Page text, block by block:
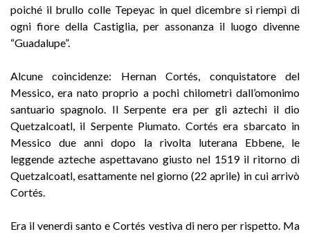
poiché il brullo colle Tepeyac in quel dicembre si riempì di
ogni fiore della Castiglia, per assonanza il luogo divenne
“Guadalupe”.
Alcune coincidenze: Hernan Cortés, conquistatore del
Messico, era nato proprio a pochi chilometri dall’omonimo
santuario spagnolo. Il Serpente era per gli aztechi il dio
Quetzalcoatl, il Serpente Piumato. Cortés era sbarcato in
Messico due anni dopo la rivolta luterana Ebbene, le
leggende azteche aspettavano giusto nel 1519 il ritorno di
Quetzalcoatl, esattamente nel giorno (22 aprile) in cui arrivò
Cortés.
Era il venerdì santo e Cortés vestiva di nero per rispetto. Ma